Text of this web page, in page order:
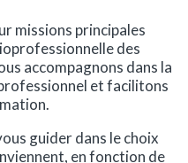
missions principales
des
accompagnons dans la
et facilitons
guider dans le choix
en fonction de